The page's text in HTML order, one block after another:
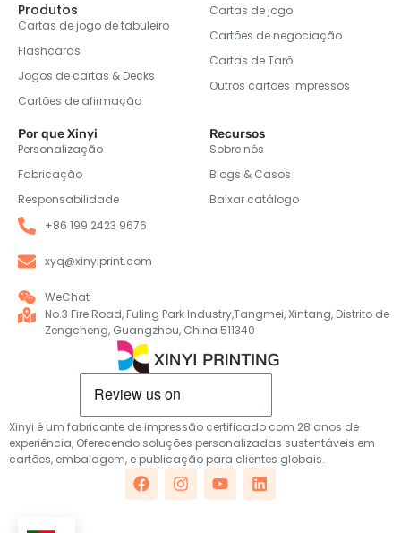
Xinyi é um fabricante de impressão certificado com 28 anos de
experiência, Oferecendo soluções personalizadas sustentáveis em
cartões, embalagem, e publicação para clientes globais.
Produtos
Cartas de jogo de tabuleiro
Flashcards
Jogos de cartas & Decks
Cartões de afirmação
Cartas de jogo
Cartões de negociação
Cartas de Tarô
Outros cartões impressos
Por que Xinyi
Personalização
Fabricação
Responsabilidade
Recursos
Sobre nós
Blogs & Casos
Baixar catálogo
+86 199 2423 9676
xyq@xinyiprint.com
WeChat
No.3 Fire Road, Fuling Park Industry,Tangmei, Xintang, Distrito de
Zengcheng, Guangzhou, China 511340